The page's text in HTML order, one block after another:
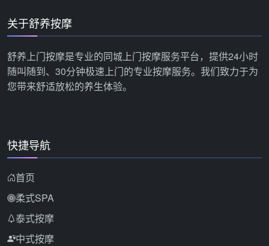
关于舒养按摩
舒养上门按摩是专业的同城上门按摩服务平台，提供24小时
随叫随到、30分钟极速上门的专业按摩服务。我们致力于为
您带来舒适放松的养生体验。
快捷导航
首页
柔式SPA
泰式按摩
中式按摩